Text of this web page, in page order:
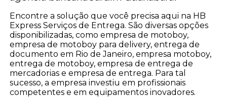
Encontre a solução que você precisa aqui na HB
Express Serviços de Entrega. São diversas opções
disponibilizadas, como empresa de motoboy,
empresa de motoboy para delivery, entrega de
documento em Rio de Janeiro, empresa motoboy,
entrega de motoboy, empresa de entrega de
mercadorias e empresa de entrega. Para tal
sucesso, a empresa investiu em profissionais
competentes e em equipamentos inovadores.